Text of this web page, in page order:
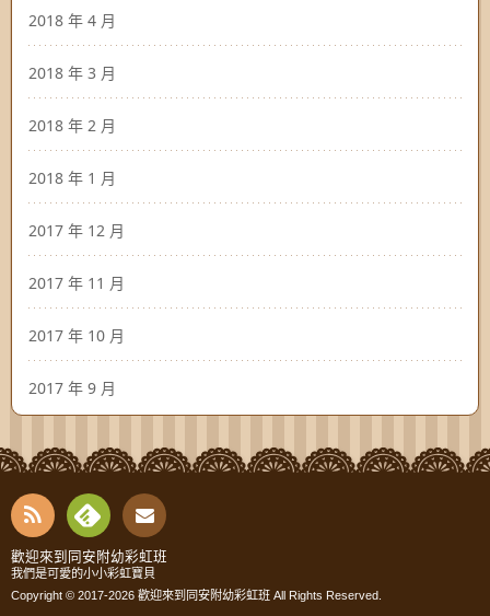
2018 年 4 月
2018 年 3 月
2018 年 2 月
2018 年 1 月
2017 年 12 月
2017 年 11 月
2017 年 10 月
2017 年 9 月
RSS
Fee
dly
Cont
act
歡迎來到同安附幼彩虹班
我們是可愛的小小彩虹寶貝
Copyright © 2017-2026 歡迎來到同安附幼彩虹班 All Rights Reserved.